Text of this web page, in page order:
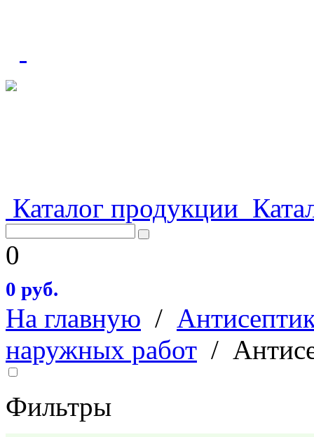
Каталог продукции
0
0 руб.
На главную /
наружных работ /
Фильтры